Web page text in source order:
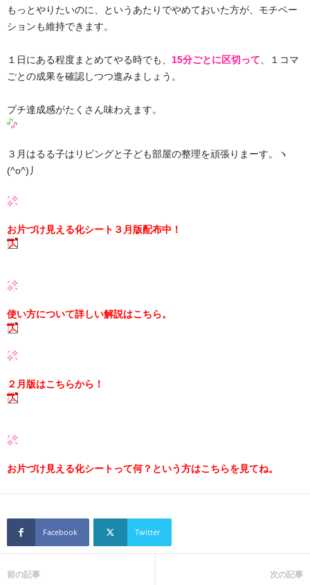
もっとやりたいのに、というあたりでやめておいた方が、モチベー
ションも維持できます。
１日にある程度まとめてやる時でも、 15分ごとに区切って 、１コマ
ごとの成果を確認しつつ進みましょう。
プチ達成感がたくさん味わえます。
３月はるる子はリビングと子ども部屋の整理を頑張りまーす。ヽ
(^o^)丿
お片づけ見える化シート３月版配布中！
使い方について詳しい解説はこちら。
２月版はこちらから！
お片づけ見える化シートって何？という方はこちらを見てね。
Facebook Twitter
前の記事 次の記事